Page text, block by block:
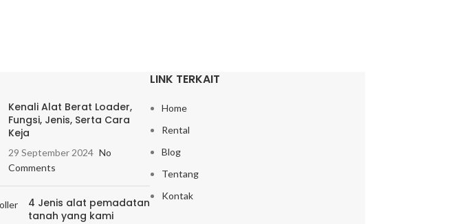
Kenali Alat Berat Loader,
Fungsi, Jenis, Serta Cara
Keja
29 September 2024 No
Comments
4 Jenis alat pemadatan
tanah yang kami
LINK TERKAIT
Home
Rental
Blog
Tentang
Kontak